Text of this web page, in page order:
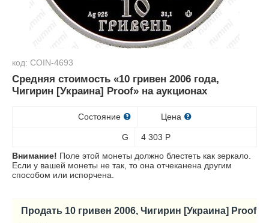
код: COIN-4693
Средняя стоимость «10 гривен 2006 года,
Чигирин [Украина] Proof» на аукционах
Состояние Цена
G 4 303 Р
Внимание! Поле этой монеты должно блестеть как зеркало.
Если у вашей монеты не так, то она отчеканена другим
способом или испорчена.
Продать 10 гривен 2006, Чигирин [Украина] Proof